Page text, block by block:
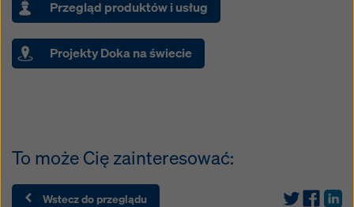
Przegląd produktów i usług
Projekty Doka na świecie
To może Cię zainteresować:
Wstecz do przeglądu